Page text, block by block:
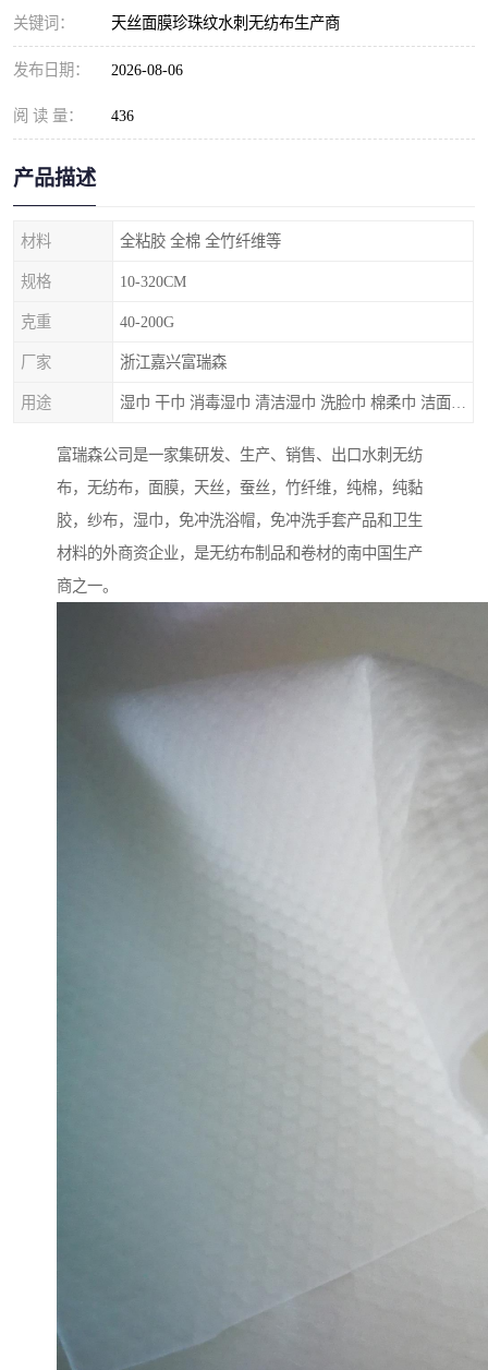
关键词： 天丝面膜珍珠纹水刺无纺布生产商
发布日期： 2026-08-06
阅 读 量： 436
产品描述
材料 全粘胶 全棉 全竹纤维等
规格 10-320CM
克重 40-200G
厂家 浙江嘉兴富瑞森
用途
富瑞森公司是一家集研发、生产、销售、出口水刺无纺
布，无纺布，面膜，天丝，蚕丝，竹纤维，纯棉，纯黏
胶，纱布，湿巾，免冲洗浴帽，免冲洗手套产品和卫生
材料的外商资企业，是无纺布制品和卷材的南中国生产
商之一。